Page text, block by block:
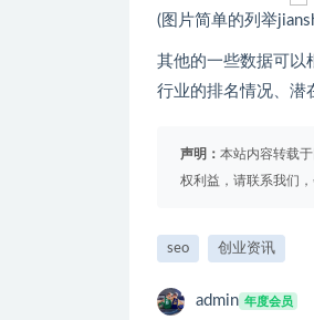
(图片简单的列举
其他的一些数据可以
行业的排名情况、潜
声明： 本站内容转载
权利益，请联系我们
seo 创业资讯
admin 年度会员